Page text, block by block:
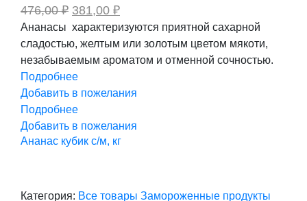
476,00₽ Первоначальная
цена
составляла
476,00 ₽.
381,00 ₽Текущая
цена:
381,00 ₽.
Ананасы характеризуются приятной сахарной
сладостью, желтым или золотым цветом мякоти,
незабываемым ароматом и отменной сочностью.
Подробнее
Добавить в пожелания
Подробнее
Добавить в пожелания
Ананас кубик с/м, кг
Категория: Все товары Замороженные продукты